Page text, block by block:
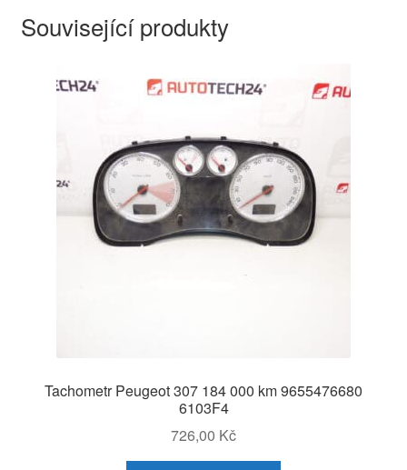
Související produkty
Tachometr Peugeot 307 184 000 km 9655476680
6103F4
726,00 Kč